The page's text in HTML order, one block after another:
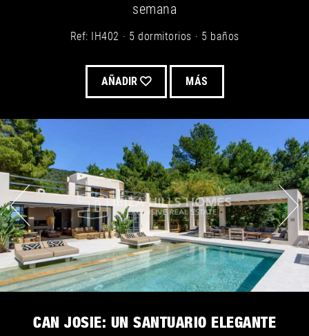
semana
Ref: IH402 5 dormitorios 5 baños
AÑADIR MÁS
CAN JOSIE: UN SANTUARIO ELEGANTE